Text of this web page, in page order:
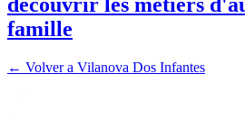
famille
← Volver a Vilanova Dos Infantes